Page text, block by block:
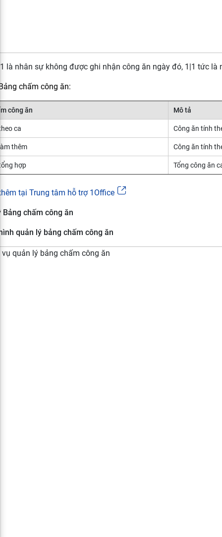
là nhân sự không được ghi nhận công ăn ngày đó, 1|1 tức
chấm công ăn:
công ăn Mô tả
ca Công ăn tính
thêm Công ăn tính
hợp Tổng công ăn
tại Trung tâm hỗ trợ 1Office
Bảng chấm công ăn
quản lý bảng chấm công ăn